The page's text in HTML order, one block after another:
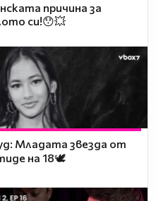
причина за
си!😯💥
Младата звезда от
на 18🕊️